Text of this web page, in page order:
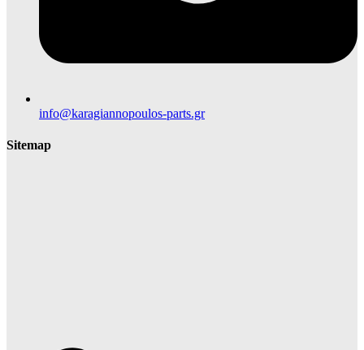
info@karagiannopoulos-parts.gr
Sitemap